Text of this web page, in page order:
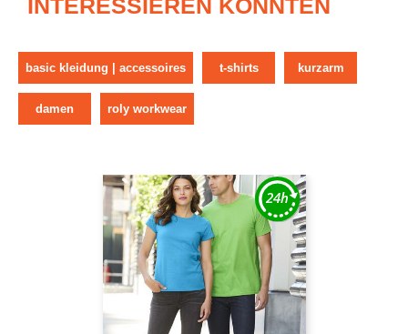
INTERESSIEREN KÖNNTEN
basic kleidung | accessoires t-shirts kurzarm
damen roly workwear